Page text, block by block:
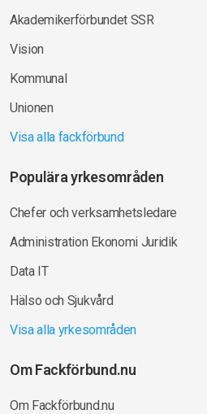
Akademikerförbundet SSR
Vision
Kommunal
Unionen
Visa alla fackförbund
Populära yrkesområden
Chefer och verksamhetsledare
Administration Ekonomi Juridik
Data IT
Hälso och Sjukvård
Visa alla yrkesområden
Om Fackförbund.nu
Om Fackförbund.nu